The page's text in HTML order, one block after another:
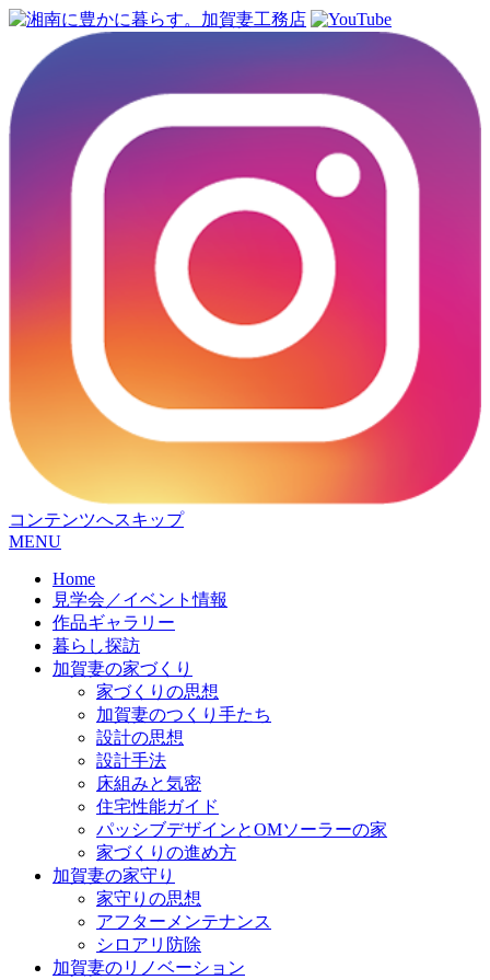
コンテンツへスキップ
MENU
Home
見学会／イベント情報
作品ギャラリー
暮らし探訪
加賀妻の家づくり
家づくりの思想
加賀妻のつくり手たち
設計の思想
設計手法
床組みと気密
住宅性能ガイド
パッシブデザインとOMソーラーの家
家づくりの進め方
加賀妻の家守り
家守りの思想
アフターメンテナンス
シロアリ防除
加賀妻のリノベーション